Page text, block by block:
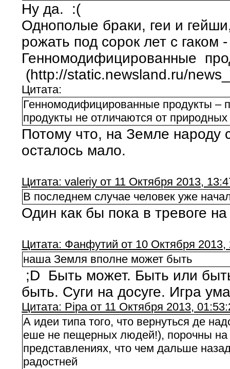
Ну да. :(
Однополые браки, геи и
рожать под сорок лет с гаком
Генномодифицированные
(http://static.newsland.ru/
Цитата:
Генномодифицированные продукты
продукты не отличаются от природных
Потому что, на Земле народу
осталось мало.
Цитата: valeriy от 11 Октября 2013,
В последнем случае человек уже
Один как бы пока в тревоге
Цитата: Фанфутий от 10 Октября 2013,
наша Земля вполне может быть
;D Быть может. Быть или
быть. Суги на досуге. Игра
Цитата: Pipa от 11 Октября 2013,
А идеи типа того, что вернуться де
еше не пещерных людей!), порочны на
представлениях, что чем дальше
радостней